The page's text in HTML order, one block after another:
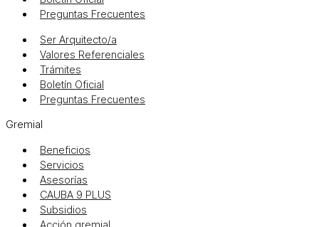
Preguntas Frecuentes
Ser Arquitecto/a
Valores Referenciales
Trámites
Boletín Oficial
Preguntas Frecuentes
Gremial
Beneficios
Servicios
Asesorías
CAUBA 9 PLUS
Subsidios